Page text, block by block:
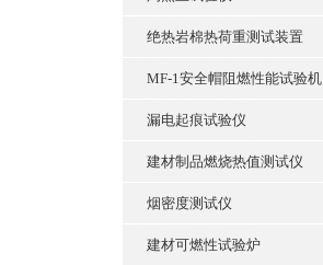
绝热岩棉热荷重测试装置
MF-1安全帽阻燃性能试验机
漏电起痕试验仪
建材制品燃烧热值测试仪
烟密度测试仪
建材可燃性试验炉